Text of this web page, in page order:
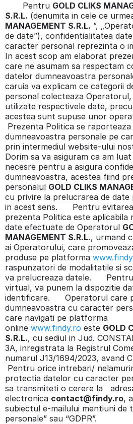
Pentru GOLD CLIKS
S.R.L. (denumita in cele ce
MANAGEMENT S.R.L. ”,
de date”), confidentialitatea
caracter personal reprezinta o
In acest scop am elaborat
care ne asumam sa respectam
datelor dumneavoastra
caruia va explicam ce categorii
personal colecteaza
utilizate respectivele date,
acestea sunt supuse unor
Prezenta Politica se
dumneavoastra personale pe
prin intermediul website-ului
Dorim sa va asiguram ca am
necesre pentru a asigura
dumneavoastra, acestea fiind
personalul GOLD CLIKS
cu privire la prelucrarea de
in acest sens. Pentru evitarea
prezenta Politica este aplicabila
date efectuate de Operatorul
MANAGEMENT S.R.L., urmand
ai Operatorului, care
produse pe platforma
raspunzatori de modalitatile si
va prelucreaza datele. Pentru
virtual, va punem la dispozitie
identificare. Operatorul care
dumneavoastra cu caracter
care navigati pe platforma
online www.findy.ro este GOLD
S.R.L., cu sediul in Jud.
3A, inregistrata la Registrul
numarul J13/1694/2023, avand
Pentru orice intrebari/
protectia datelor cu caracter
sa transmiteti o cerere la
electronica contact@findy.ro,
subiectul e-mailului mentiuni de
personale” sau “GDPR”.